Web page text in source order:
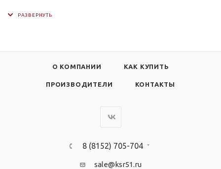
О КОМПАНИИ КАК КУПИТЬ
ПРОИЗВОДИТЕЛИ КОНТАКТЫ
8 (8152) 705-704
sale@ksr51.ru